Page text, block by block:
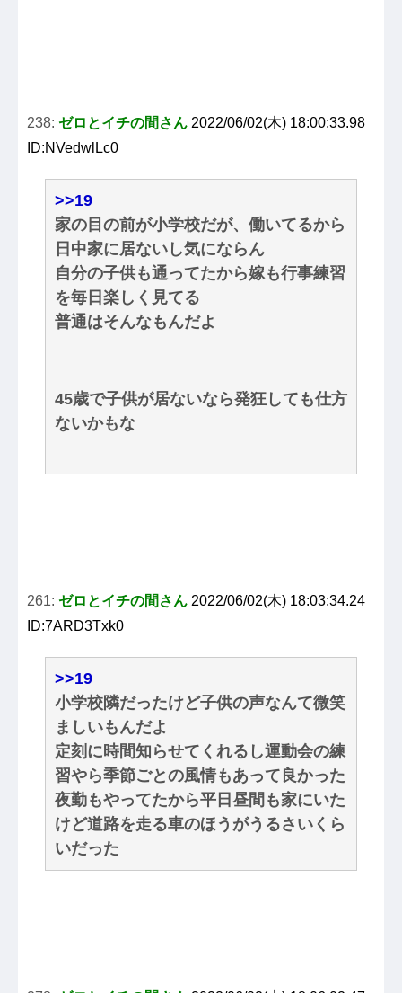
238: ゼロとイチの間さん 2022/06/02(木) 18:00:33.98
ID:NVedwlLc0
>>19
家の目の前が小学校だが、働いてるから
日中家に居ないし気にならん
自分の子供も通ってたから嫁も行事練習
を毎日楽しく見てる
普通はそんなもんだよ
45歳で子供が居ないなら発狂しても仕方
ないかもな
261: ゼロとイチの間さん 2022/06/02(木) 18:03:34.24
ID:7ARD3Txk0
>>19
小学校隣だったけど子供の声なんて微笑
ましいもんだよ
定刻に時間知らせてくれるし運動会の練
習やら季節ごとの風情もあって良かった
夜勤もやってたから平日昼間も家にいた
けど道路を走る車のほうがうるさいくら
いだった